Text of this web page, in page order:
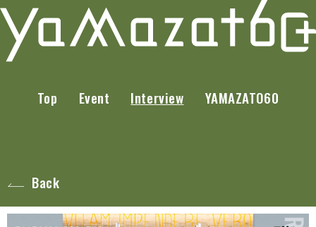
Top Event Interview YAMAZATO60
Back